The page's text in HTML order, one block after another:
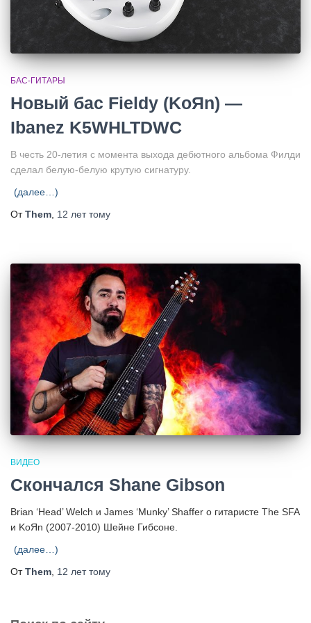
БАС-ГИТАРЫ
Новый бас Fieldy (KoЯn) —
Ibanez K5WHLTDWC
В честь 20-летия с момента выхода дебютного альбома Филди
сделал белую-белую крутую сигнатуру.
(далее…)
ОтThem 12 леттому
ВИДЕО
Скончался Shane Gibson
Brian ‘Head’ Welch и James ‘Munky’ Shaffer о гитаристе The SFA
и KoЯn (2007-2010) Шейне Гибсоне.
(далее…)
ОтThem 12 леттому